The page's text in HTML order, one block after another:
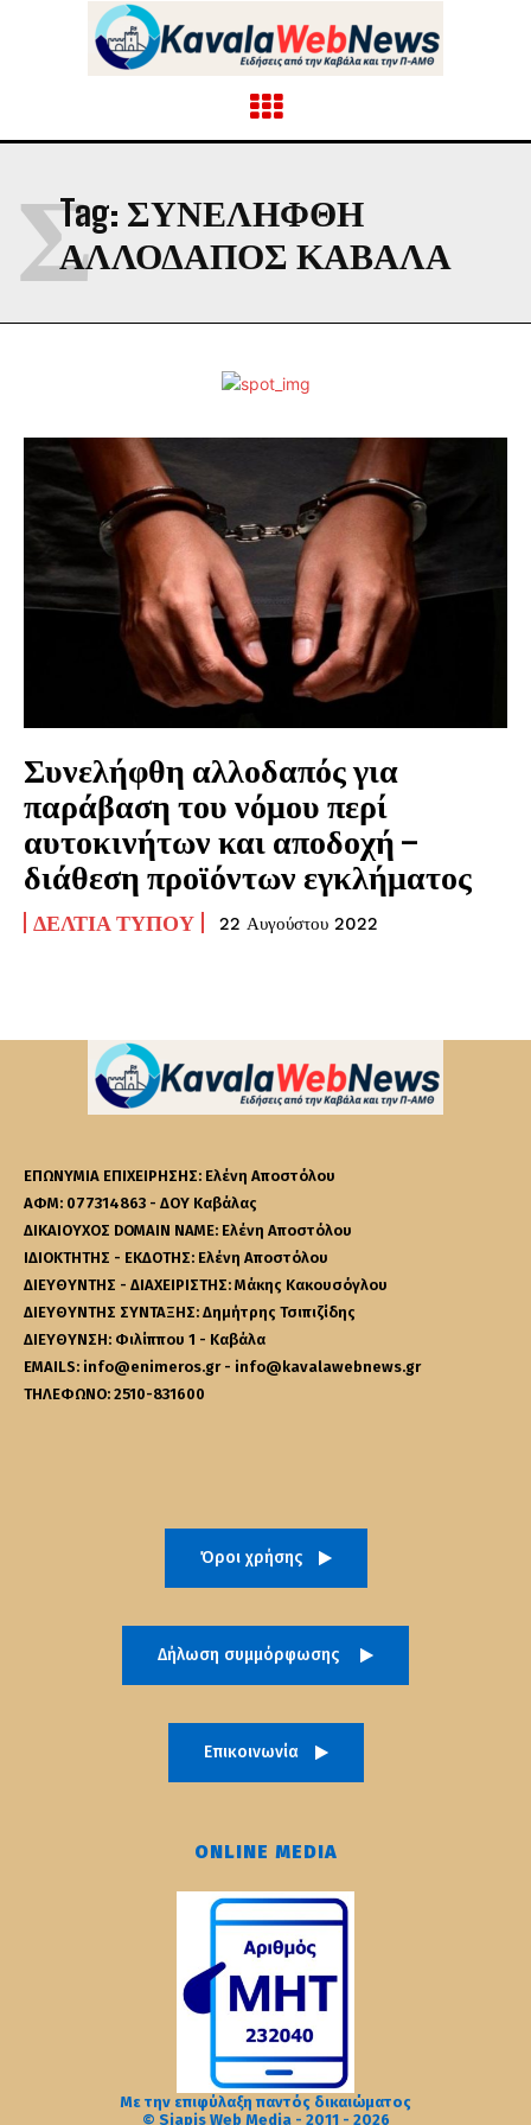
Tag: ΣΥΝΕΛΉΦΘΗ
ΑΛΛΟΔΑΠΌΣ ΚΑΒΆΛΑ
Σ
Συνελήφθη αλλοδαπός για
παράβαση του νόμου περί
αυτοκινήτων και αποδοχή –
διάθεση προϊόντων εγκλήματος
ΔΕΛΤΊΑ ΤΎΠΟΥ 22 Αυγούστου 2022
ΕΠΩΝΥΜΙΑ ΕΠΙΧΕΙΡΗΣΗΣ: Ελένη Αποστόλου
ΑΦΜ: 077314863 - ΔΟΥ Καβάλας
ΔΙΚΑΙΟΥΧΟΣ DOMAIN NAME: Ελένη Αποστόλου
ΙΔΙΟΚΤΗΤΗΣ - ΕΚΔΟΤΗΣ: Ελένη Αποστόλου
ΔΙΕΥΘΥΝΤΗΣ - ΔΙΑΧΕΙΡΙΣΤΗΣ: Μάκης Κακουσόγλου
ΔΙΕΥΘΥΝΤΗΣ ΣΥΝΤΑΞΗΣ: Δημήτρης Τσιπιζίδης
ΔΙΕΥΘΥΝΣΗ: Φιλίππου 1 - Καβάλα
EMAILS: info@enimeros.gr - info@kavalawebnews.gr
ΤΗΛΕΦΩΝΟ: 2510-831600
Όροι χρήσης
Δήλωση συμμόρφωσης
Επικοινωνία
ONLINE MEDIA
Με την επιφύλαξη παντός δικαιώματος
© Siapis Web Media - 2011 - 2026